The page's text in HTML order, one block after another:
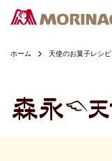
ホーム 天使のお菓子レシピ